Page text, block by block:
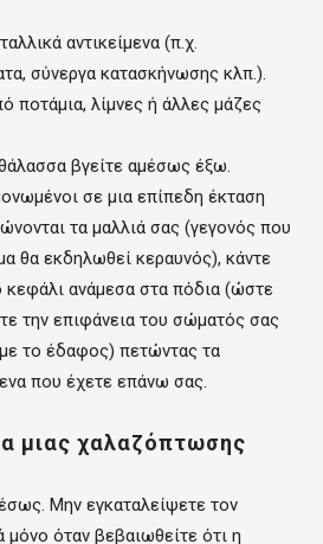
αντικείμενα (π.χ.
σύνεργα κατασκήνωσης κλπ.).
ποτάμια, λίμνες ή άλλες μάζες
βγείτε αμέσως έξω.
σε μια επίπεδη έκταση
τα μαλλιά σας (γεγονός που
θα εκδηλωθεί κεραυνός), κάντε
κεφάλι ανάμεσα στα πόδια (ώστε
την επιφάνεια του σώματός σας
το έδαφος) πετώντας τα
που έχετε επάνω σας.
μιας χαλαζόπτωσης
Μην εγκαταλείψετε τον
όταν βεβαιωθείτε ότι η